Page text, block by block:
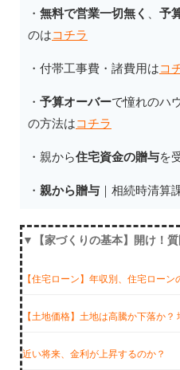
・ 無料で営業一切無く 予
のはコチラ
・付帯工事費・諸費用はコ
・ 予算オーバーで憧れのハ
の方法はコチラ
・親から住宅資金の贈与を
・ 親から贈与 ｜相続時清算
▼【家づくりの基本】開け！
【住宅ローン】年収別、住宅ロー
【土地価格】土地は高騰か下落か？
近い将来、金利が上昇するのか？